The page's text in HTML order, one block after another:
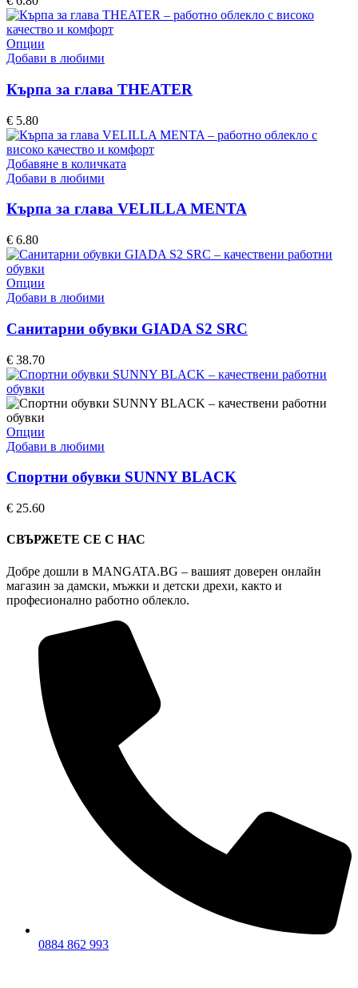
Опции
product
multiple
variants.
may
be
chosen
on
product
Добави в любими
Кърпа за глава THEATER
€ 5.80
Добавяне в количката
Добави в любими
Кърпа за глава VELILLA MENTA
€ 6.80
Опции
product
multiple
variants.
options
may
be
chosen
the
product
Добави в любими
Санитарни обувки GIADA S2 SRC
€ 38.70
Опции
product
multiple
The
may
be
on
the
product
Добави в любими
Спортни обувки SUNNY BLACK
€ 25.60
СВЪРЖЕТЕ СЕ С НАС
Добре дошли в MANGATA.BG – вашият доверен онлайн
магазин за дамски, мъжки и детски дрехи, както и
професионално работно облекло.
0884 862 993